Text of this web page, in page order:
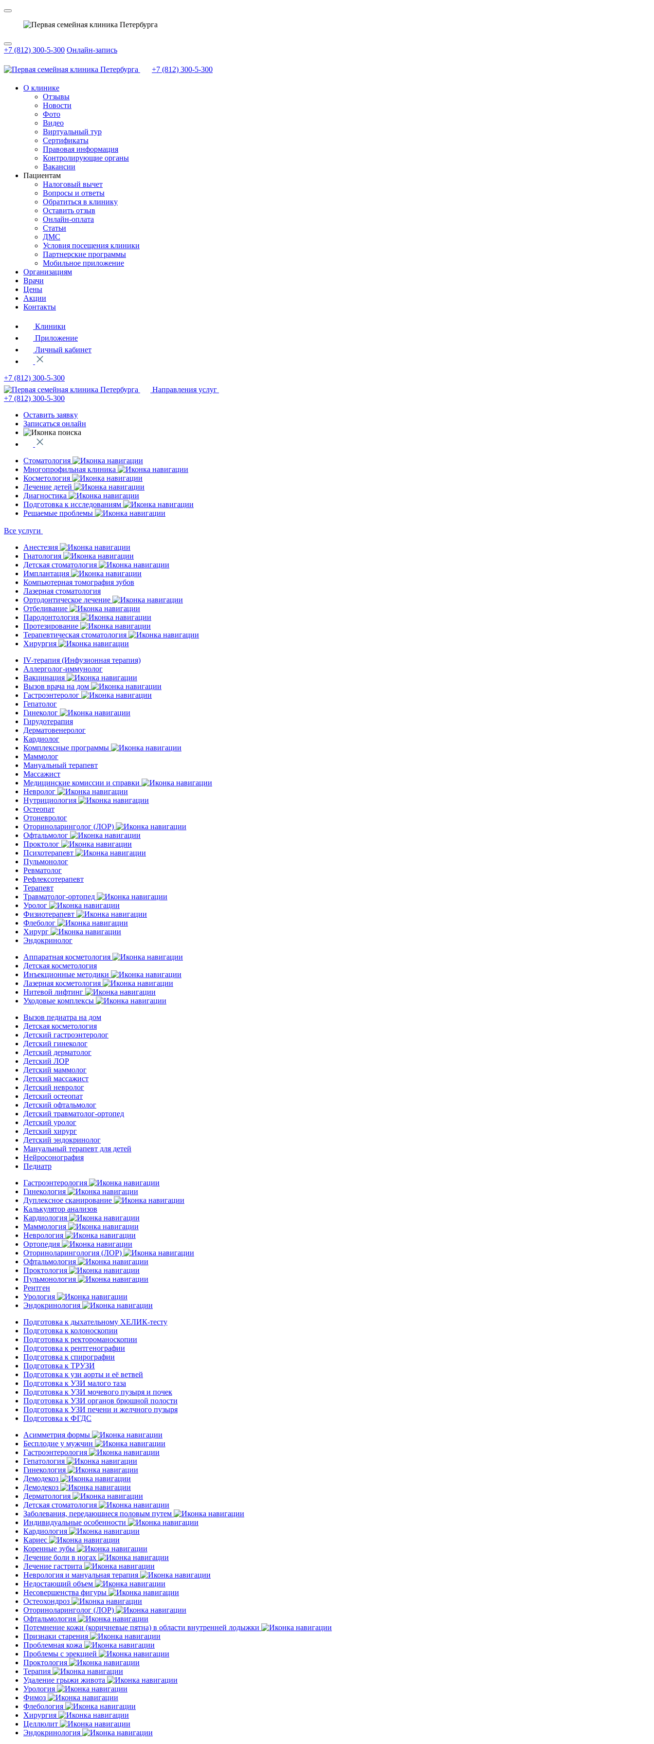
+7 (812) 300-5-300 Онлайн-запись
+7 (812) 300-5-300
О клинике
Отзывы
Новости
Фото
Видео
Виртуальный тур
Сертификаты
Правовая информация
Контролирующие органы
Вакансии
Пациентам
Налоговый вычет
Вопросы и ответы
Обратиться в клинику
Оставить отзыв
Онлайн-оплата
Статьи
ДМС
Условия посещения клиники
Партнерские программы
Мобильное приложение
Организациям
Врачи
Цены
Акции
Контакты
Клиники
Приложение
Личный кабинет
+7 (812) 300-5-300
Направления услуг
+7 (812) 300-5-300
Оставить заявку
Записаться онлайн
Стоматология
Многопрофильная клиника
Косметология
Лечение детей
Диагностика
Подготовка к исследованиям
Решаемые проблемы
Все услуги
Анестезия
Гнатология
Детская стоматология
Имплантация
Компьютерная томография зубов
Лазерная стоматология
Ортодонтическое лечение
Отбеливание
Пародонтология
Протезирование
Терапевтическая стоматология
Хирургия
IV-терапия (Инфузионная терапия)
Аллерголог-иммунолог
Вакцинация
Вызов врача на дом
Гастроэнтеролог
Гепатолог
Гинеколог
Гирудотерапия
Дерматовенеролог
Кардиолог
Комплексные программы
Маммолог
Мануальный терапевт
Массажист
Медицинские комиссии и справки
Невролог
Нутрициология
Остеопат
Отоневролог
Оториноларинголог (ЛОР)
Офтальмолог
Проктолог
Психотерапевт
Пульмонолог
Ревматолог
Рефлексотерапевт
Терапевт
Травматолог-ортопед
Уролог
Физиотерапевт
Флеболог
Хирург
Эндокринолог
Аппаратная косметология
Детская косметология
Инъекционные методики
Лазерная косметология
Нитевой лифтинг
Уходовые комплексы
Вызов педиатра на дом
Детская косметология
Детский гастроэнтеролог
Детский гинеколог
Детский дерматолог
Детский ЛОР
Детский маммолог
Детский массажист
Детский невролог
Детский остеопат
Детский офтальмолог
Детский травматолог-ортопед
Детский уролог
Детский хирург
Детский эндокринолог
Мануальный терапевт для детей
Нейросонография
Педиатр
Гастроэнтерология
Гинекология
Дуплексное сканирование
Калькулятор анализов
Кардиология
Маммология
Неврология
Ортопедия
Оториноларингология (ЛОР)
Офтальмология
Проктология
Пульмонология
Рентген
Урология
Эндокринология
Подготовка к дыхательному ХЕЛИК-тесту
Подготовка к колоноскопии
Подготовка к ректороманоскопии
Подготовка к рентгенографии
Подготовка к спирографии
Подготовка к ТРУЗИ
Подготовка к узи аорты и её ветвей
Подготовка к УЗИ малого таза
Подготовка к УЗИ мочевого пузыря и почек
Подготовка к УЗИ органов брюшной полости
Подготовка к УЗИ печени и желчного пузыря
Подготовка к ФГДС
Асимметрия формы
Бесплодие у мужчин
Гастроэнтерология
Гепатология
Гинекология
Демодекоз
Демодекоз
Дерматология
Детская стоматология
Заболевания, передающиеся половым путем
Индивидуальные особенности
Кардиология
Кариес
Коренные зубы
Лечение боли в ногах
Лечение гастрита
Неврология и мануальная терапия
Недостающий объем
Несовершенства фигуры
Остеохондроз
Оториноларинголог (ЛОР)
Офтальмология
Потемнение кожи (коричневые пятна) в области внутренней лодыжки
Признаки старения
Проблемная кожа
Проблемы с эрекцией
Проктология
Терапия
Удаление грыжи живота
Урология
Фимоз
Флебология
Хирургия
Целлюлит
Эндокринология